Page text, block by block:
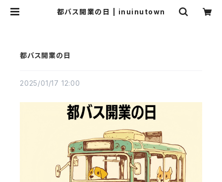
都バス開業の日 | inuinutown
都バス開業の日
2025/01/17 12:00